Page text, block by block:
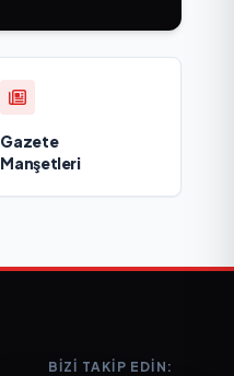
Gazete
Manşetleri
BIZI TAKIP EDIN: